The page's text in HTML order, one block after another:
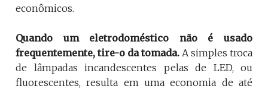
econômicos.
Quando um eletrodoméstico não é usado
frequentemente, tire-o da tomada. A simples troca
de lâmpadas incandescentes pelas de LED, ou
fluorescentes, resulta em uma economia de até